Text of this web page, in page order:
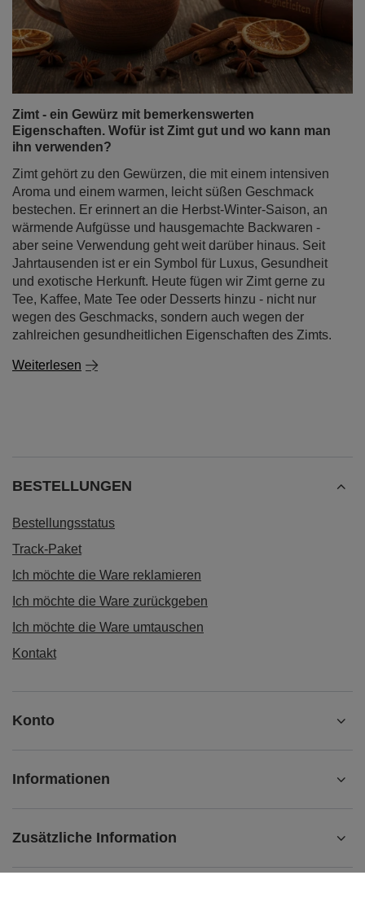
Zimt - ein Gewürz mit bemerkenswerten
Eigenschaften. Wofür ist Zimt gut und wo kann man
ihn verwenden?
Zimt gehört zu den Gewürzen, die mit einem intensiven
Aroma und einem warmen, leicht süßen Geschmack
bestechen. Er erinnert an die Herbst-Winter-Saison, an
wärmende Aufgüsse und hausgemachte Backwaren -
aber seine Verwendung geht weit darüber hinaus. Seit
Jahrtausenden ist er ein Symbol für Luxus, Gesundheit
und exotische Herkunft. Heute fügen wir Zimt gerne zu
Tee, Kaffee, Mate Tee oder Desserts hinzu - nicht nur
wegen des Geschmacks, sondern auch wegen der
zahlreichen gesundheitlichen Eigenschaften des Zimts.
Weiterlesen
BESTELLUNGEN
Bestellungsstatus
Track-Paket
Ich möchte die Ware reklamieren
Ich möchte die Ware zurückgeben
Ich möchte die Ware umtauschen
Kontakt
Konto
Informationen
Zusätzliche Information